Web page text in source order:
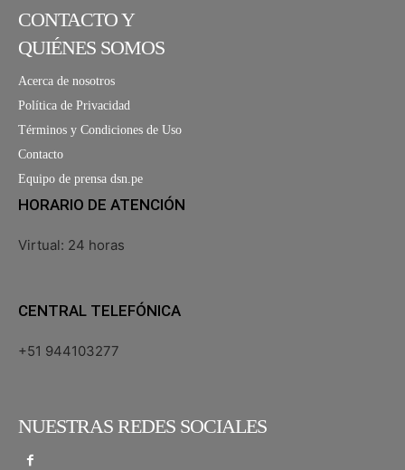
CONTACTO Y
QUIÉNES SOMOS
Acerca de nosotros
Política de Privacidad
Términos y Condiciones de Uso
Contacto
Equipo de prensa dsn.pe
HORARIO DE ATENCIÓN
Virtual: 24 horas
CENTRAL TELEFÓNICA
+51 944103277
NUESTRAS REDES SOCIALES